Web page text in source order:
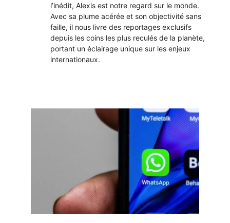
l’inédit, Alexis est notre regard sur le monde.
Avec sa plume acérée et son objectivité sans
faille, il nous livre des reportages exclusifs
depuis les coins les plus reculés de la planète,
portant un éclairage unique sur les enjeux
internationaux.